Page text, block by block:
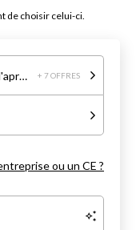
de choisir celui-ci.
Baptême Vol Prestige parapente by K2 "l'après midi" + 7 OFFRES
ou un CE ?